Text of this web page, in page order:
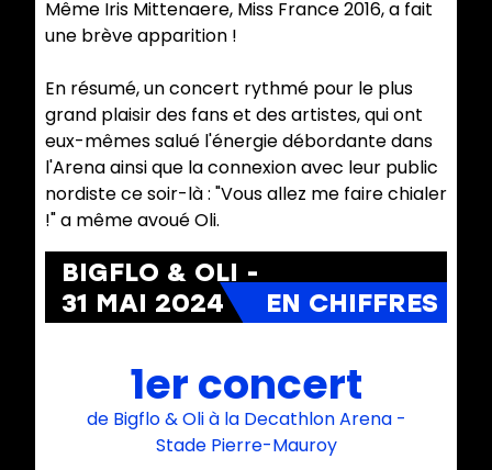
Même Iris Mittenaere, Miss France 2016, a fait
une brève apparition !
En résumé, un concert rythmé pour le plus
grand plaisir des fans et des artistes, qui ont
eux-mêmes salué l'énergie débordante dans
l'Arena ainsi que la connexion avec leur public
nordiste ce soir-là : "Vous allez me faire chialer
!" a même avoué Oli.
BIGFLO & OLI -
31 MAI 2024
1er concert
de Bigflo & Oli à la Decathlon Arena -
Stade Pierre-Mauroy